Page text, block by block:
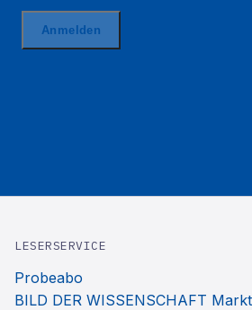
LESERSERVICE
Probeabo
BILD DER WISSENSCHAFT